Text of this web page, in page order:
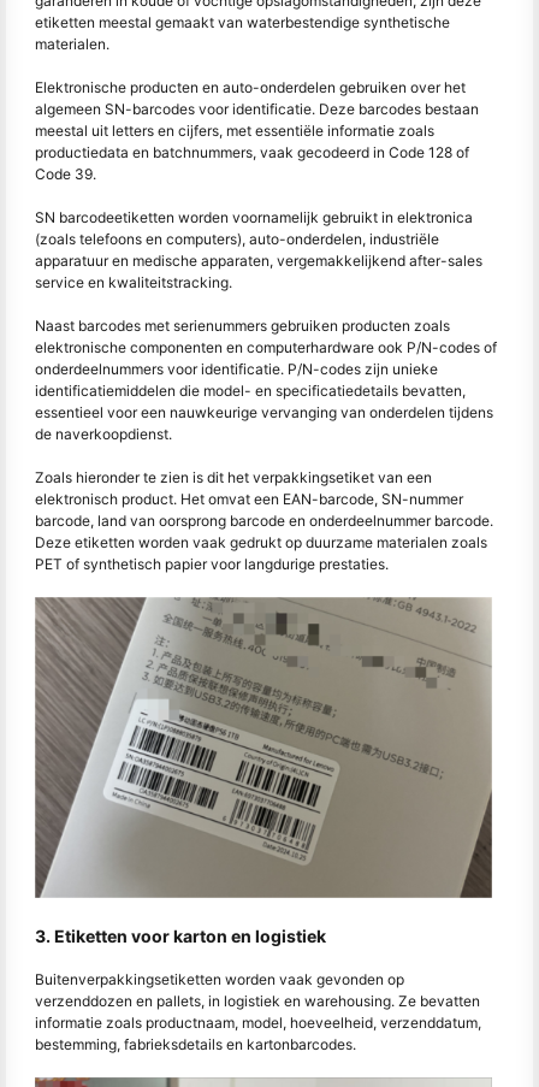
etiketten meestal gemaakt van waterbestendige synthetische
materialen.
Elektronische producten en auto-onderdelen gebruiken over het
algemeen SN-barcodes voor identificatie. Deze barcodes bestaan
meestal uit letters en cijfers, met essentiële informatie zoals
productiedata en batchnummers, vaak gecodeerd in Code 128 of
Code 39.
SN barcodeetiketten worden voornamelijk gebruikt in elektronica
(zoals telefoons en computers), auto-onderdelen, industriële
apparatuur en medische apparaten, vergemakkelijkend after-sales
service en kwaliteitstracking.
Naast barcodes met serienummers gebruiken producten zoals
elektronische componenten en computerhardware ook P/N-codes of
onderdeelnummers voor identificatie. P/N-codes zijn unieke
identificatiemiddelen die model- en specificatiedetails bevatten,
essentieel voor een nauwkeurige vervanging van onderdelen tijdens
de naverkoopdienst.
Zoals hieronder te zien is dit het verpakkingsetiket van een
elektronisch product. Het omvat een EAN-barcode, SN-nummer
barcode, land van oorsprong barcode en onderdeelnummer barcode.
Deze etiketten worden vaak gedrukt op duurzame materialen zoals
PET of synthetisch papier voor langdurige prestaties.
3. Etiketten voor karton en logistiek
Buitenverpakkingsetiketten worden vaak gevonden op
verzenddozen en pallets, in logistiek en warehousing. Ze bevatten
informatie zoals productnaam, model, hoeveelheid, verzenddatum,
bestemming, fabrieksdetails en kartonbarcodes.